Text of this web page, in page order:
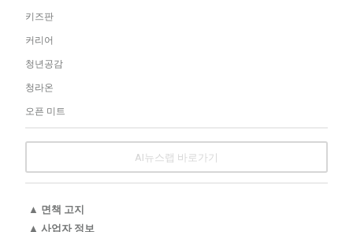
키즈판
커리어
청년공감
청라온
오픈 미트
AI뉴스랩 바로가기
▲ 면책 고지
▲ 사업자 정보